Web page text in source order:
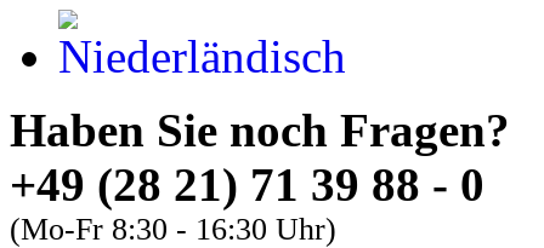
Haben Sie noch
+49 (28 21) 71 39 88 - 0
(Mo-Fr 8:30 - 16:30 Uhr)